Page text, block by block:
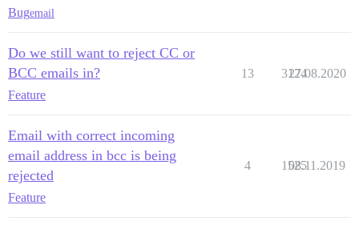
Bugemail
Do we still want to reject CC or
BCC emails in?
Feature
13 3124
27.08.2020
Email with correct incoming
email address in bcc is being
rejected
Feature
4 1525
08.11.2019